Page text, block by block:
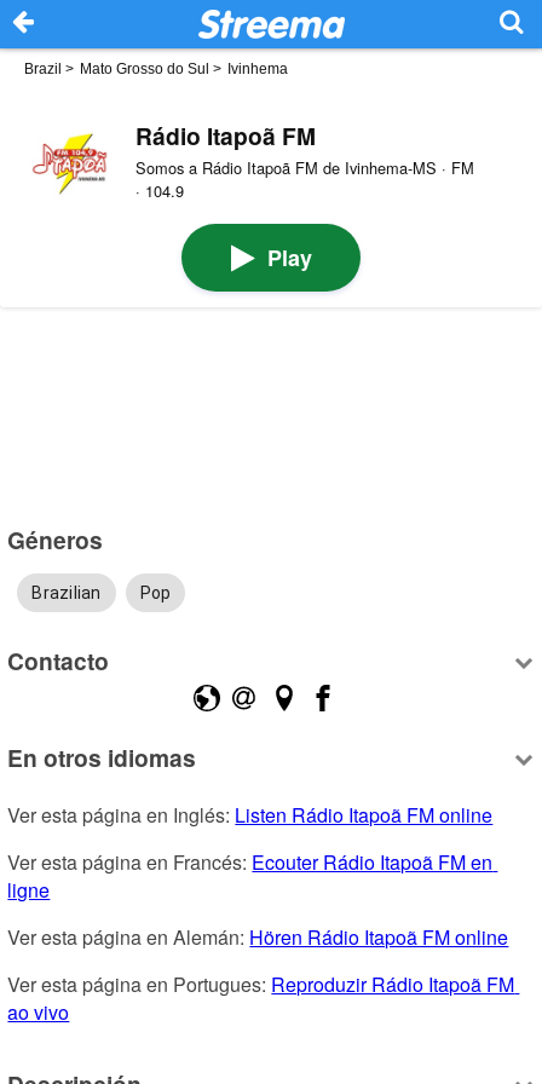
Brazil > Mato Grosso do Sul > Ivinhema
Rádio Itapoã FM
Somos a Rádio Itapoã FM de Ivinhema-MS · FM
· 104.9
Play
Géneros
Brazilian Pop
Contacto
En otros idiomas
Ver esta página en Inglés: Listen Rádio Itapoã FM online
Ver esta página en Francés: Ecouter Rádio Itapoã FM en
ligne
Ver esta página en Alemán: Hören Rádio Itapoã FM online
Ver esta página en Portugues: Reproduzir Rádio Itapoã FM
ao vivo